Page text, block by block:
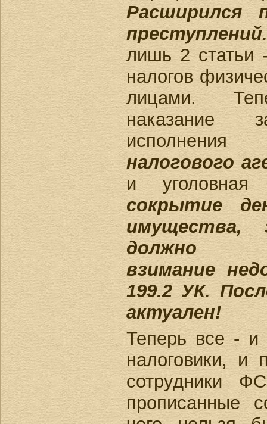
Расширился
преступлений.
лишь 2 статьи
налогов
лицами.
наказание
налогового
и уголовная
сокрытие
имущества,
должно
взимание
199.2 УК.
актуален!
Теперь все - и
налоговики, и
сотрудники
прописанные